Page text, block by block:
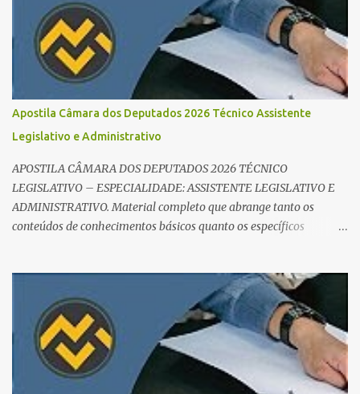
de ouro é criar um edital verticalizado . Liste todos os tópicos e
marque seu progresso (Teoria / Resumo / Questões). Isso evita que
você perca tempo com conteúdos irrelevantes e garante que você
bata todo o conteúdo programático. Palavras-chave para o seu
sucesso: Cronograma de estudos dinâmico; Técnica Pomodoro
para foco total; Foco em disciplinas básicas (Português, RLM e
Direito Administrativo). 🔄 2. Revisão Espaç...
Apostila Câmara dos Deputados 2026 Técnico Assistente
Legislativo e Administrativo
APOSTILA CÂMARA DOS DEPUTADOS 2026 TÉCNICO
LEGISLATIVO – ESPECIALIDADE: ASSISTENTE LEGISLATIVO E
ADMINISTRATIVO. Material completo que abrange tanto os
conteúdos de conhecimentos básicos quanto os específicos
realidade, e o cargo de Analista Legislativo (Processo Legislativo e
Gestão) se destaca como uma das melhores oportunidades do ano.
Com exigência de nível superior em qualquer área, o certame
oferece 35 vagas imediatas e salários que ultrapassam os R$ 30
mil . O que estudar para Processo Legislativo e Gestão? Para vencer
a concorrência da banca Cebraspe , o candidato precisa dominar o